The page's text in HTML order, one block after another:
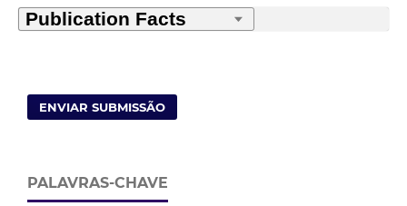
ENVIAR SUBMISSÃO
PALAVRAS-CHAVE